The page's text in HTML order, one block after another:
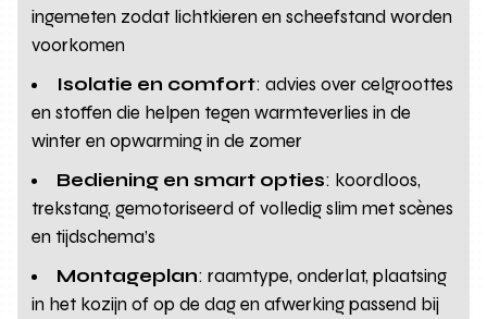
ingemeten zodat lichtkieren en scheefstand worden
voorkomen
Isolatie en comfort: advies over celgroottes
en stoffen die helpen tegen warmteverlies in de
winter en opwarming in de zomer
Bediening en smart opties: koordloos,
trekstang, gemotoriseerd of volledig slim met scènes
en tijdschema’s
Montageplan: raamtype, onderlat, plaatsing
in het kozijn of op de dag en afwerking passend bij